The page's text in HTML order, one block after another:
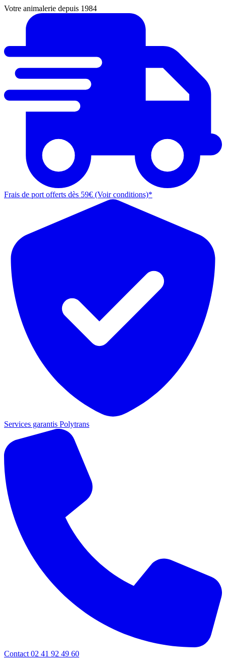
Votre animalerie depuis 1984
Frais de port offerts dès 59€ (Voir conditions)*
Services garantis Polytrans
Contact 02 41 92 49 60